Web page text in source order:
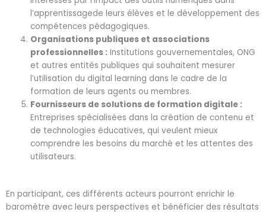
l’apprentissagede leurs élèves et le développement des
compétences pédagogiques.
Organisations publiques et associations
professionnelles : Institutions gouvernementales, ONG
et autres entités publiques qui souhaitent mesurer
l’utilisation du digital learning dans le cadre de la
formation de leurs agents ou membres.
Fournisseurs de solutions de formation digitale :
Entreprises spécialisées dans la création de contenu et
de technologies éducatives, qui veulent mieux
comprendre les besoins du marché et les attentes des
utilisateurs.
En participant, ces différents acteurs pourront enrichir le
baromètre avec leurs perspectives et bénéficier des résultats